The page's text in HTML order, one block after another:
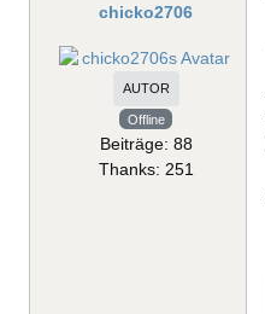
chicko2706
AUTOR
Offline
Beiträge: 88
Thanks: 251